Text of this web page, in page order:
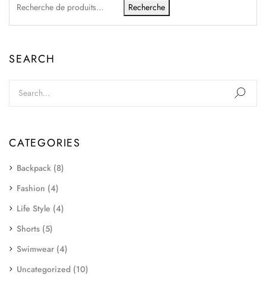
Recherche
SEARCH
CATEGORIES
Backpack (8)
Fashion (4)
Life Style (4)
Shorts (5)
Swimwear (4)
Uncategorized (10)